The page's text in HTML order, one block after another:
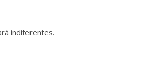
indiferentes.